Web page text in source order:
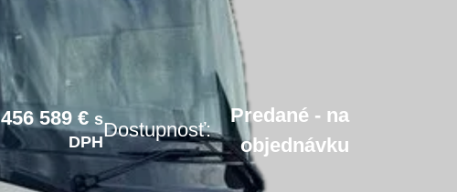
456 589 € s
DPH
Dostupnosť:
Predané - na
objednávku